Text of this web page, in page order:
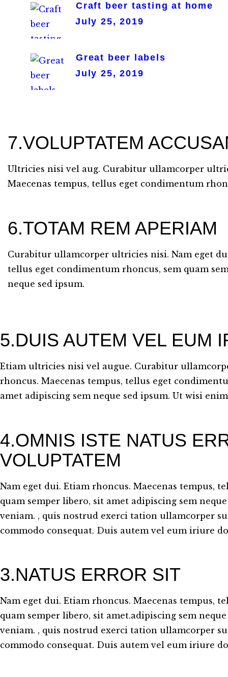
Craft beer tasting at home
July 25, 2019
Great beer labels
July 25, 2019
7.VOLUPTATEM
Ultricies nisi vel aug. Curabitur ullamcorper
Maecenas tempus, tellus eget condimentum
6.TOTAM REM APERIAM
Curabitur ullamcorper ultricies nisi. Nam eget
tellus eget condimentum rhoncus, sem quam
neque sed ipsum.
5.DUIS AUTEM VEL EUM
Etiam ultricies nisi vel augue. Curabitur
rhoncus. Maecenas tempus, tellus eget
amet adipiscing sem neque sed ipsum. Ut wisi
4.OMNIS ISTE NATUS
VOLUPTATEM
Nam eget dui. Etiam rhoncus. Maecenas tempus,
quam semper libero, sit amet adipiscing sem
veniam. , quis nostrud exerci tation ullamcorper
commodo consequat. Duis autem vel eum iriure
3.NATUS ERROR SIT
Nam eget dui. Etiam rhoncus. Maecenas tempus,
quam semper libero, sit amet.adipiscing sem
veniam. , quis nostrud exerci tation ullamcorper
commodo consequat. Duis autem vel eum iriure